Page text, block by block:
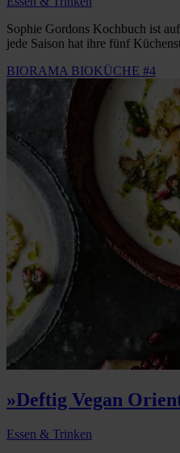
Sophie Gordons Kochbuch ist
jede Saison hat ihre fünf
BIORAMA BIOKÜCHE #4
»Deftig Vegan
Essen & Trinken